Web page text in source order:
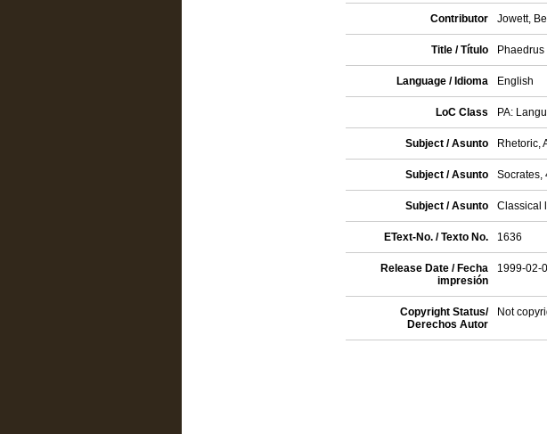
Contributor Jowett,
Title / Título Phaedrus
Language / Idioma English
LoC Class PA:
Subject / Asunto Rhetoric,
Subject / Asunto Socrates,
Subject / Asunto Classical
EText-No. / Texto No. 1636
Release Date / Fecha
impresión
1999-02-
Copyright Status/
Derechos Autor
Not